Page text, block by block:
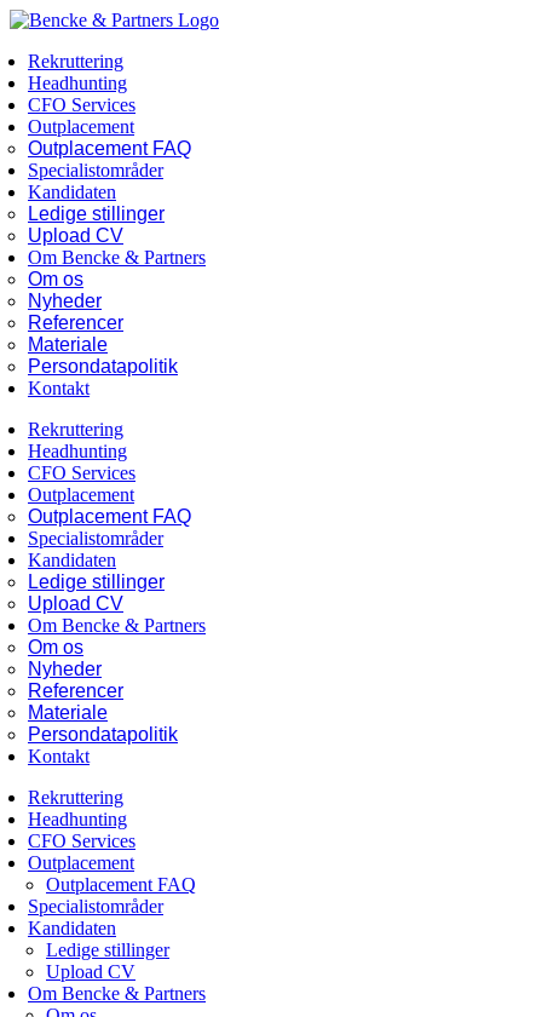
Skip
content
Facebook
LinkedIn
Rekruttering
Headhunting
CFO Services
Outplacement
Outplacement FAQ
Specialistområder
Kandidaten
Ledige stillinger
Upload CV
Om Bencke & Partners
Om os
Nyheder
Referencer
Materiale
Persondatapolitik
Kontakt
Rekruttering
Headhunting
CFO Services
Outplacement
Outplacement FAQ
Specialistområder
Kandidaten
Ledige stillinger
Upload CV
Om Bencke & Partners
Om os
Nyheder
Referencer
Materiale
Persondatapolitik
Kontakt
Rekruttering
Headhunting
CFO Services
Outplacement
Outplacement FAQ
Specialistområder
Kandidaten
Ledige stillinger
Upload CV
Om Bencke & Partners